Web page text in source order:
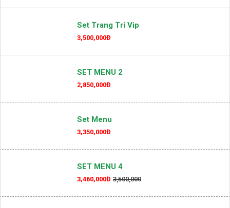
Set Trang Trí Vip
3,500,000Đ
SET MENU 2
2,850,000Đ
Set Menu
3,350,000Đ
SET MENU 4
3,460,000Đ 3,500,000